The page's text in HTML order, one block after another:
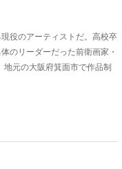
役のアーティストだ。高校卒
のリーダーだった前衛画家・
元の大阪府箕面市で作品制